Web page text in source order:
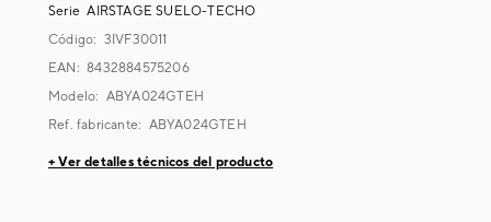
Serie AIRSTAGE SUELO-TECHO
Código: 3IVF30011
EAN: 8432884575206
Modelo: ABYA024GTEH
Ref. fabricante: ABYA024GTEH
+ Ver detalles técnicos del producto